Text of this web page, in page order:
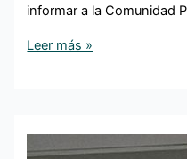
informar a la Comunidad
Leer más »